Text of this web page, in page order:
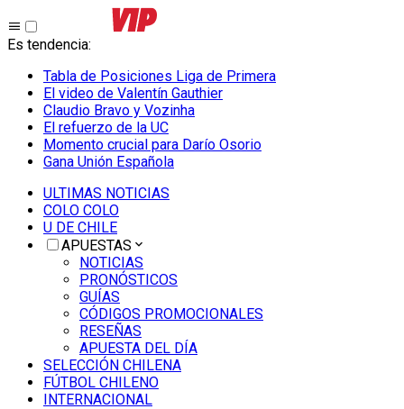
Es tendencia:
Tabla de Posiciones Liga de Primera
El video de Valentín Gauthier
Claudio Bravo y Vozinha
El refuerzo de la UC
Momento crucial para Darío Osorio
Gana Unión Española
ULTIMAS NOTICIAS
COLO COLO
U DE CHILE
APUESTAS
NOTICIAS
PRONÓSTICOS
GUÍAS
CÓDIGOS PROMOCIONALES
RESEÑAS
APUESTA DEL DÍA
SELECCIÓN CHILENA
FÚTBOL CHILENO
INTERNACIONAL